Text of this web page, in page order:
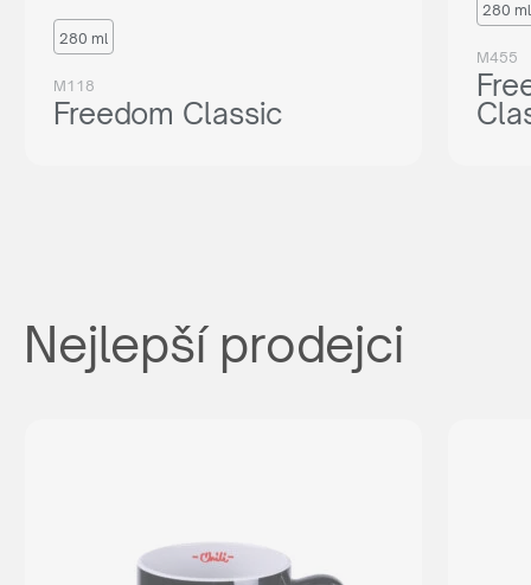
280 ml
M118
Freedom Classic
280 ml
M455
Nejlepší prodejci